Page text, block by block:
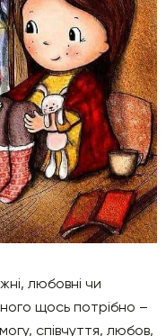
любовні чи
щось потрібно –
співчуття, любов,